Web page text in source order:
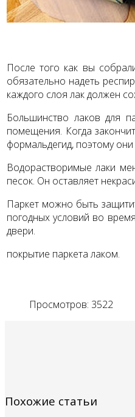
После того как вы
обязательно надеть
каждого слоя лак должен
Большинство лаков для
помещения. Когда
формальдегид, поэтому
Водорастворимые лаки
песок. Он оставляет
Паркет можно быть
погодных условий во
двери.
покрытие паркета лаком.
Просмотров: 3522
Похожие статьи